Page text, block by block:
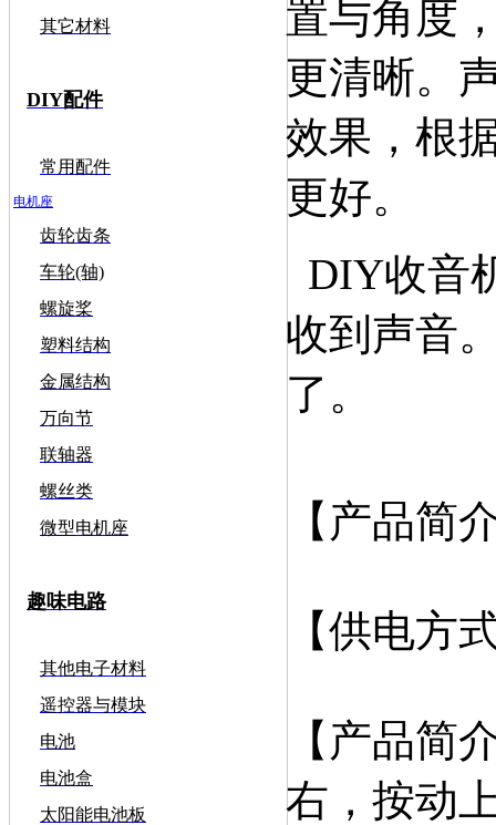
其它材料
DIY配件
常用配件
电机座
齿轮齿条
车轮(轴)
螺旋桨
塑料结构
金属结构
万向节
联轴器
螺丝类
微型电机座
趣味电路
其他电子材料
遥控器与模块
电池
电池盒
太阳能电池板
置与角度
更清晰。
效果，根
更好。
DIY收音
收到声音
了。
【产品简
【供电方
【产品简
右，按动